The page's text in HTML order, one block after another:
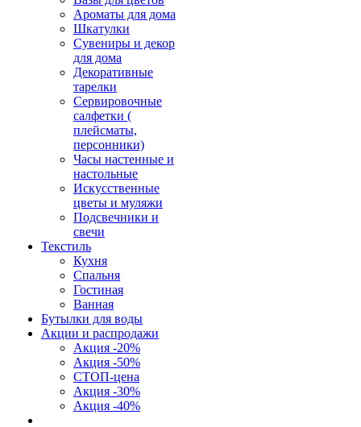
Ароматы для дома
Шкатулки
Сувениры и декор
для дома
Декоративные
тарелки
Сервировочные
салфетки (
плейсматы,
персонники)
Часы настенные и
настольные
Искусственные
цветы и муляжи
Подсвечники и
свечи
Текстиль
Кухня
Спальня
Гостиная
Ванная
Бутылки для воды
Акции и распродажи
Акция -20%
Акция -50%
СТОП-цена
Акция -30%
Акция -40%